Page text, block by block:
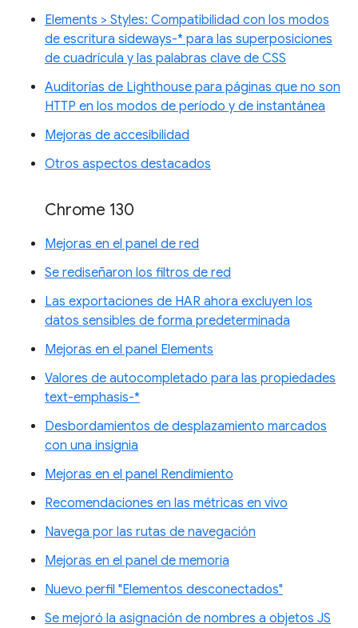
Elements > Styles: Compatibilidad con los modos
de escritura sideways-* para las superposiciones
de cuadrícula y las palabras clave de CSS
Auditorías de Lighthouse para páginas que no son
HTTP en los modos de período y de instantánea
Mejoras de accesibilidad
Otros aspectos destacados
Chrome 130
Mejoras en el panel de red
Se rediseñaron los filtros de red
Las exportaciones de HAR ahora excluyen los
datos sensibles de forma predeterminada
Mejoras en el panel Elements
Valores de autocompletado para las propiedades
text-emphasis-*
Desbordamientos de desplazamiento marcados
con una insignia
Mejoras en el panel Rendimiento
Recomendaciones en las métricas en vivo
Navega por las rutas de navegación
Mejoras en el panel de memoria
Nuevo perfil "Elementos desconectados"
Se mejoró la asignación de nombres a objetos JS